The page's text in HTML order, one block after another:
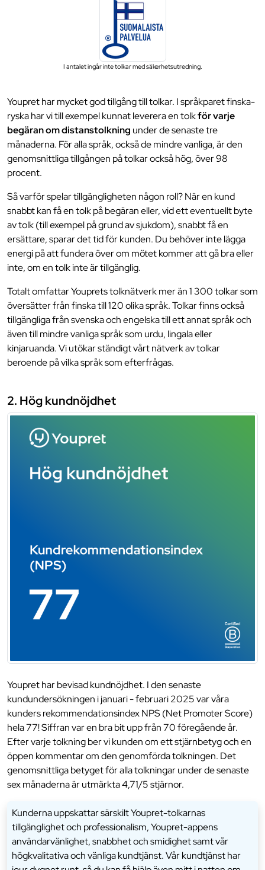
I antalet ingår inte tolkar med säkerhetsutredning.
Youpret har mycket god tillgång till tolkar. I språkparet finska-
ryska har vi till exempel kunnat leverera en tolkför varje
begäran om distanstolkning under de senaste tre
månaderna. För alla språk, också de mindre vanliga, är den
genomsnittliga tillgången på tolkar också hög, över 98
procent.
Så varför spelar tillgängligheten någon roll? När en kund
snabbt kan få en tolk på begäran eller, vid ett eventuellt byte
av tolk (till exempel på grund av sjukdom), snabbt få en
ersättare, sparar det tid för kunden. Du behöver inte lägga
energi på att fundera över om mötet kommer att gå bra eller
inte, om en tolk inte är tillgänglig.
Totalt omfattar Youprets tolknätverk mer än 1 300 tolkar som
översätter från finska till 120 olika språk. Tolkar finns också
tillgängliga från svenska och engelska till ett annat språk och
även till mindre vanliga språk som urdu, lingala eller
kinjaruanda. Vi utökar ständigt vårt nätverk av tolkar
beroende på vilka språk som efterfrågas.
2. Hög kundnöjdhet
Youpret har bevisad kundnöjdhet. I den senaste
kundundersökningen i januari - februari 2025 var våra
kunders rekommendationsindex NPS (Net Promoter Score)
hela 77! Siffran var en bra bit upp från 70 föregående år.
Efter varje tolkning ber vi kunden om ett stjärnbetyg och en
öppen kommentar om den genomförda tolkningen. Det
genomsnittliga betyget för alla tolkningar under de senaste
sex månaderna är utmärkta 4,71/5 stjärnor.
Kunderna uppskattar särskilt Youpret-tolkarnas
tillgänglighet och professionalism, Youpret-appens
användarvänlighet, snabbhet och smidighet samt vår
högkvalitativa och vänliga kundtjänst. Vår kundtjänst har